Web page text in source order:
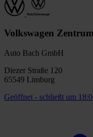
Volkswagen
Auto Bach GmbH
Diezer Straße 120
65549 Limburg
Geöffnet - schließt um